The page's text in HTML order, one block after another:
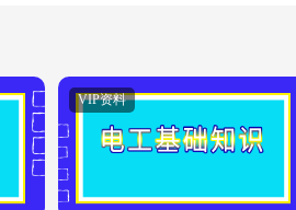
VIP资料